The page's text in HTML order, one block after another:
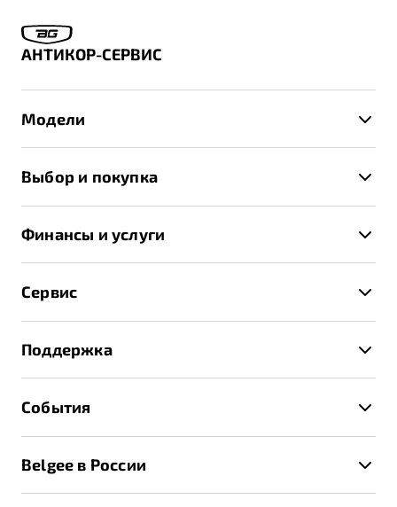
АНТИКОР-СЕРВИС
Модели
X70
Выбор и покупка
Записаться на тест-драйв
Получить предложение
Финансы и услуги
Страхование
Расчет КАСКО
Сервис
Техническое обслуживание
Калькулятор ТО
Поддержка
Помощь на дорогах
Belgee Линк
События
Belgee в России